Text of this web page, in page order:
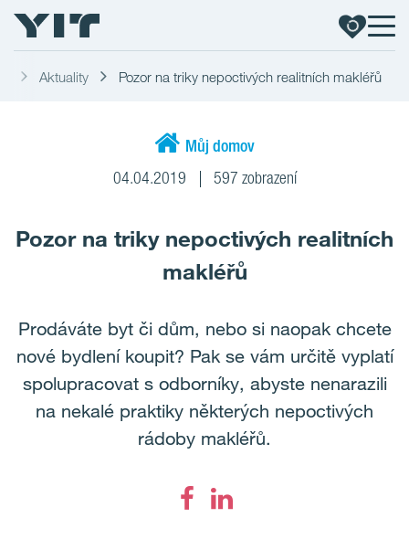
Aktuality Pozor na triky nepoctivých realitních makléřů
Můj domov
04.04.2019 597 zobrazení
Pozor na triky nepoctivých realitních
makléřů
Prodáváte byt či dům, nebo si naopak chcete
nové bydlení koupit? Pak se vám určitě vyplatí
spolupracovat s odborníky, abyste nenarazili
na nekalé praktiky některých nepoctivých
rádoby makléřů.